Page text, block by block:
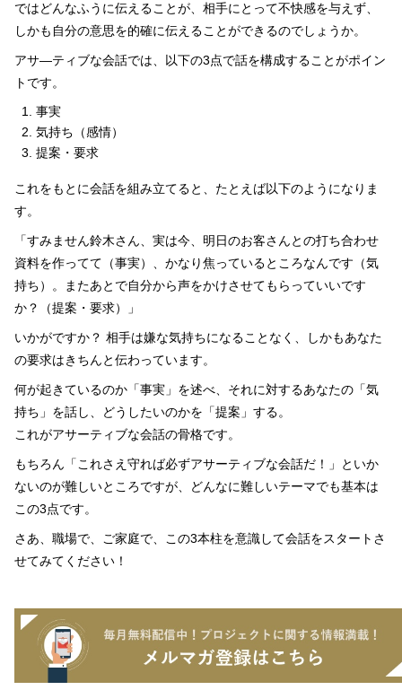
ではどんなふうに伝えることが、相手にとって不快感を与えず、
しかも自分の意思を的確に伝えることができるのでしょうか。
アサ―ティブな会話では、以下の3点で話を構成することがポイン
トです。
事実
気持ち（感情）
提案・要求
これをもとに会話を組み立てると、たとえば以下のようになりま
す。
「すみません鈴木さん、実は今、明日のお客さんとの打ち合わせ
資料を作ってて（事実）、かなり焦っているところなんです（気
持ち）。またあとで自分から声をかけさせてもらっていいです
か？（提案・要求）」
いかがですか？ 相手は嫌な気持ちになることなく、しかもあなた
の要求はきちんと伝わっています。
何が起きているのか「事実」を述べ、それに対するあなたの「気
持ち」を話し、どうしたいのかを「提案」する。
これがアサーティブな会話の骨格です。
もちろん「これさえ守れば必ずアサーティブな会話だ！」といか
ないのが難しいところですが、どんなに難しいテーマでも基本は
この3点です。
さあ、職場で、ご家庭で、この3本柱を意識して会話をスタートさ
せてみてください！